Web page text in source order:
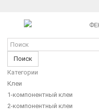
Поиск
Категории
Клеи
1-компонентный клеи
2-компонентный клеи